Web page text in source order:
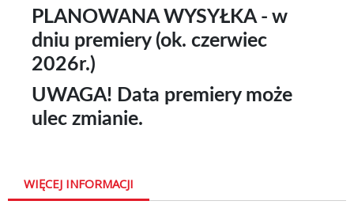
PLANOWANA WYSYŁKA - w
dniu premiery (ok. czerwiec
2026r.)
UWAGA! Data premiery może
ulec zmianie.
WIĘCEJ INFORMACJI